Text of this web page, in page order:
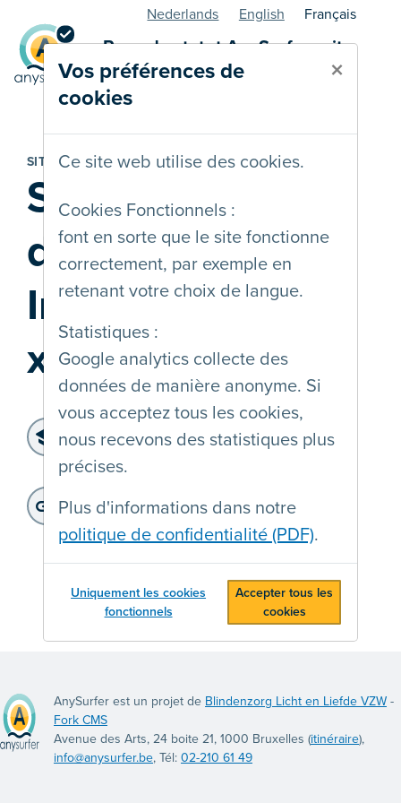
Vos préférences de
cookies
×
Ce site web utilise des cookies.
Cookies Fonctionnels :
font en sorte que le site fonctionne
correctement, par exemple en
retenant votre choix de langue.
Statistiques :
Google analytics collecte des
données de manière anonyme. Si
vous acceptez tous les cookies,
nous recevons des statistiques plus
précises.
Plus d'informations dans notre
politique de confidentialité (PDF).
Uniquement les cookies
fonctionnels
Accepter tous les
cookies
Page de statut AnySurfer - site
web
Nederlands English Français
SITE WEB
STIB, Société
des Transports
Intercommunau
x de Bruxelles
Niveau d'accessibilité:
Dernier audit:
Adresse du site web:
AnySurfer est un projet de Blindenzorg Licht en Liefde VZW -
Fork CMS
Avenue des Arts, 24 boite 21, 1000 Bruxelles (itinéraire),
info@anysurfer.be, Tél:02-210 61 49